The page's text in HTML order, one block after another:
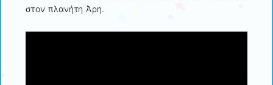
στον πλανήτη Άρη.